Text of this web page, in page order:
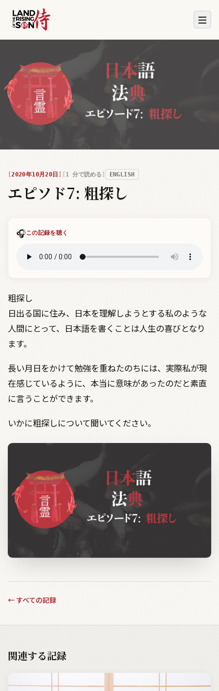
2020年10月20日 1 分で読める ENGLISH
エピソド7: 粗探し
🎧この記録を聴く
粗探し
日出る国に住み、日本を理解しようとする私のような
人間にとって、日本語を書くことは人生の喜びとなり
ます。
長い月日をかけて勉強を重ねたのちには、実際私が現
在感じているように、本当に意味があったのだと素直
に言うことができます。
いかに粗探しについて聞いてください。
←すべての記録
関連する記録